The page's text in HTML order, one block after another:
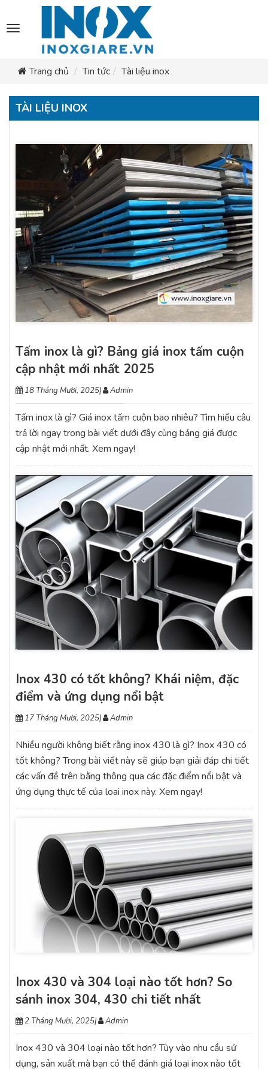
Toggle
navigation
Trang chủ
Tin tức Tài liệu inox
TÀI LIỆU INOX
Tấm inox là gì? Bảng giá inox tấm cuộn
cập nhật mới nhất 2025
18 Tháng Mười, 2025| Admin
Tấm inox là gì? Giá inox tấm cuộn bao nhiêu? Tìm hiểu câu
trả lời ngay trong bài viết dưới đây cùng bảng giá được
cập nhật mới nhất. Xem ngay!
Inox 430 có tốt không? Khái niệm, đặc
điểm và ứng dụng nổi bật
17 Tháng Mười, 2025| Admin
Nhiều người không biết rằng inox 430 là gì? Inox 430 có
tốt không? Trong bài viết này sẽ giúp bạn giải đáp chi tiết
các vấn đề trên bằng thông qua các đặc điểm nổi bật và
ứng dụng thực tế của loai inox này. Xem ngay!
Inox 430 và 304 loại nào tốt hơn? So
sánh inox 304, 430 chi tiết nhất
2 Tháng Mười, 2025| Admin
Inox 430 và 304 loại nào tốt hơn? Tùy vào nhu cầu sử
dụng, sản xuất mà bạn có thể đánh giá loại inox nào tốt